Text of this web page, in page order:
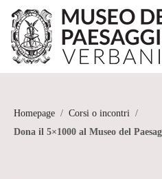
Homepage / Corsi o incontri /
Dona il 5×1000 al Museo del